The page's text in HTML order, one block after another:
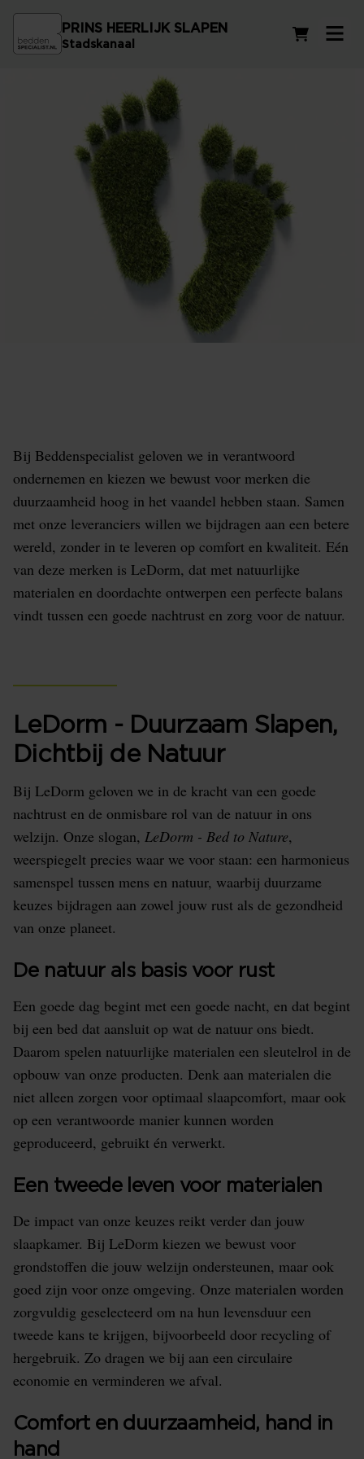
PRINS HEERLIJK SLAPEN
Stadskanaal
Bij Beddenspecialist geloven we in verantwoord
ondernemen en kiezen we bewust voor merken die
duurzaamheid hoog in het vaandel hebben staan. Samen
met onze leveranciers willen we bijdragen aan een betere
wereld, zonder in te leveren op comfort en kwaliteit. Eén
van deze merken is LeDorm, dat met natuurlijke
materialen en doordachte ontwerpen een perfecte balans
vindt tussen een goede nachtrust en zorg voor de natuur.
LeDorm - Duurzaam Slapen,
Dichtbij de Natuur
Bij LeDorm geloven we in de kracht van een goede
nachtrust en de onmisbare rol van de natuur in ons
welzijn. Onze slogan, LeDorm - Bed to Nature,
weerspiegelt precies waar we voor staan: een harmonieus
samenspel tussen mens en natuur, waarbij duurzame
keuzes bijdragen aan zowel jouw rust als de gezondheid
van onze planeet.
De natuur als basis voor rust
Een goede dag begint met een goede nacht, en dat begint
bij een bed dat aansluit op wat de natuur ons biedt.
Daarom spelen natuurlijke materialen een sleutelrol in de
opbouw van onze producten. Denk aan materialen die
niet alleen zorgen voor optimaal slaapcomfort, maar ook
op een verantwoorde manier kunnen worden
geproduceerd, gebruikt én verwerkt.
Een tweede leven voor materialen
De impact van onze keuzes reikt verder dan jouw
slaapkamer. Bij LeDorm kiezen we bewust voor
grondstoffen die jouw welzijn ondersteunen, maar ook
goed zijn voor onze omgeving. Onze materialen worden
zorgvuldig geselecteerd om na hun levensduur een
tweede kans te krijgen, bijvoorbeeld door recycling of
hergebruik. Zo dragen we bij aan een circulaire
economie en verminderen we afval.
Comfort en duurzaamheid, hand in
hand